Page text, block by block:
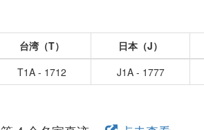
台湾（T）
日本（J）
T1A - 1712 J1A - 1777